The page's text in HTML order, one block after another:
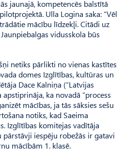
jaunajā, kompetencēs balstītā
Ulla Lo­gina saka: “Vēl
mācību līdzekļi. Citādi uz
vidusskola būs
netiks pārlikti no vienas kastītes
domes Izglītības, kultūras un
Dace Kalniņa (“Latvijas
ka novadā “process
mācības, ja tās sāksies sešu
notiks, kad Saeima
Izglītības komitejas vadītāja
pārstāvji iespēju robežās ir gatavi
mācībām 1. klasē.